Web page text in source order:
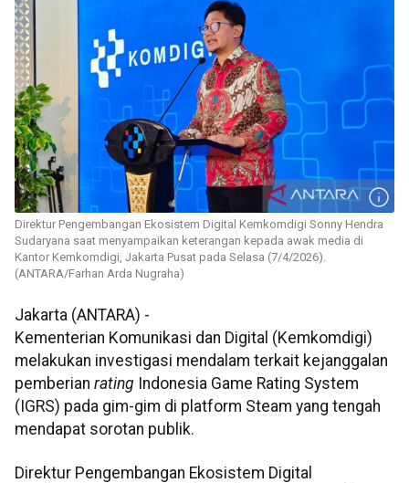
Direktur Pengembangan Ekosistem Digital Kemkomdigi Sonny Hendra
Sudaryana saat menyampaikan keterangan kepada awak media di
Kantor Kemkomdigi, Jakarta Pusat pada Selasa (7/4/2026).
(ANTARA/Farhan Arda Nugraha)
Jakarta (ANTARA) -
Kementerian Komunikasi dan Digital (Kemkomdigi)
melakukan investigasi mendalam terkait kejanggalan
pemberian rating Indonesia Game Rating System
(IGRS) pada gim-gim di platform Steam yang tengah
mendapat sorotan publik.
Direktur Pengembangan Ekosistem Digital